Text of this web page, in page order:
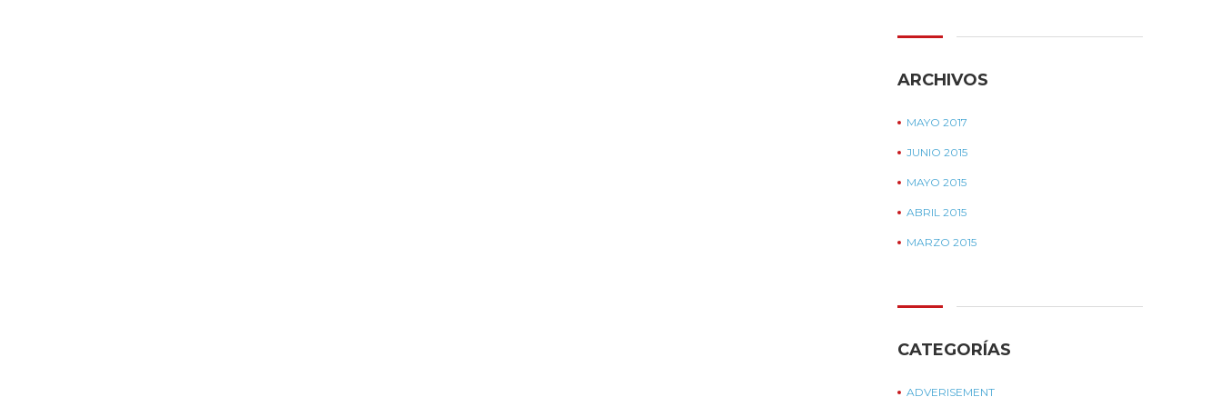
ARCHIVOS
MAYO 2017
JUNIO 2015
MAYO 2015
ABRIL 2015
MARZO 2015
CATEGORÍAS
ADVERISEMENT